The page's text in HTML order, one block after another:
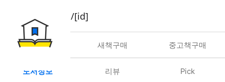
book/rent/[id]
대여 새책구매 중고책구매
도서정보 리뷰 Pick